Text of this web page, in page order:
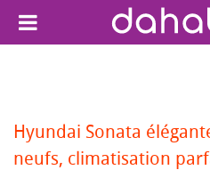
Hyundai Sonata
neufs, climatisation